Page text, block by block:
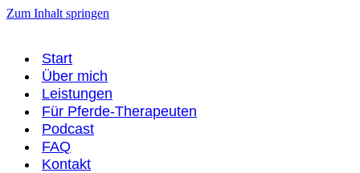
Zum Inhalt springen
Start
Über mich
Leistungen
Für Pferde-Therapeuten
Podcast
FAQ
Kontakt